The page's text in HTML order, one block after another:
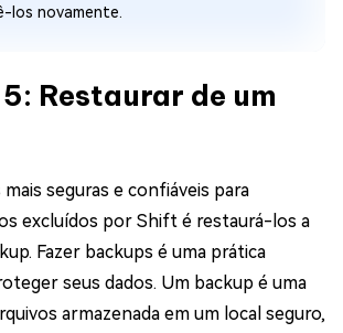
los novamente.
Restaurar de um
seguras e confiáveis para
excluídos por Shift é restaurá-los a
Fazer backups é uma prática
seus dados. Um backup é uma
armazenada em um local seguro,